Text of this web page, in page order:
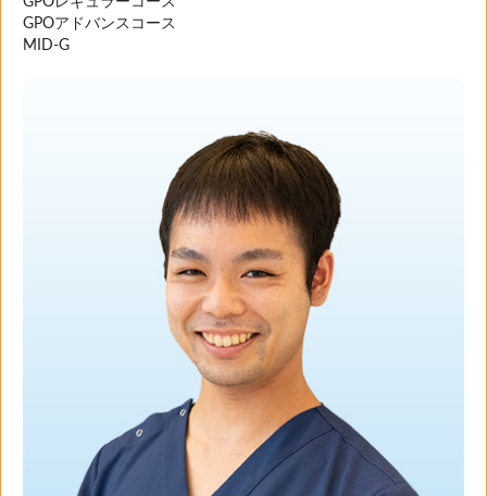
GPOアドバンスコース
MID-G